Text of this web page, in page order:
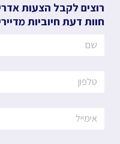
רוצים לקבל הצעות
חוות דעת חיוביות